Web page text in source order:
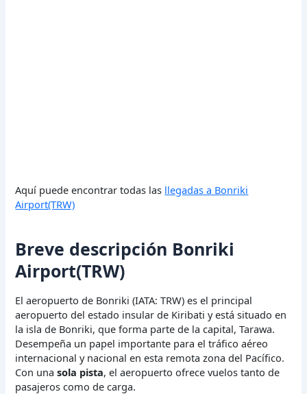
Aquí puede encontrar todas las llegadas a Bonriki
Airport(TRW)
Breve descripción Bonriki
Airport(TRW)
El aeropuerto de Bonriki (IATA: TRW) es el principal
aeropuerto del estado insular de Kiribati y está situado en
la isla de Bonriki, que forma parte de la capital, Tarawa.
Desempeña un papel importante para el tráfico aéreo
internacional y nacional en esta remota zona del Pacífico.
Con unasola pista, el aeropuerto ofrece vuelos tanto de
pasajeros como de carga.